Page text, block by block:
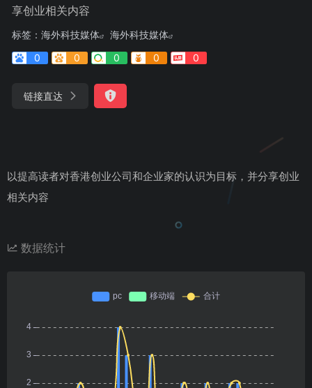
享创业相关内容
标签： 海外科技媒体
海外科技媒体
0
0 0 0 0
链接直达
以提高读者对香港创业公司和企业家的认识为目标，并分享创业
相关内容
数据统计